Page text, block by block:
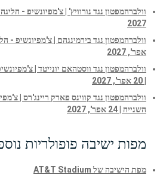
2027
אפר', 2027
וולברהמפטון נגד ווסטהאם יונייטד |
| 20 אפר', 2027
וולברהמפטון נגד קווינס פארק ריינג'רס |
השנייה | 24 אפר', 2027
מפות ישיבה פופולריות
מפת הישיבה של AT&T Stadium